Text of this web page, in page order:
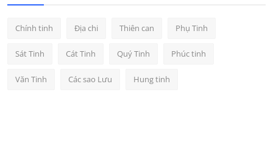
Chính tinh Địa chi Thiên can Phụ Tinh
Sát Tinh Cát Tinh Quý Tinh Phúc tinh
Văn Tinh Các sao Lưu Hung tinh